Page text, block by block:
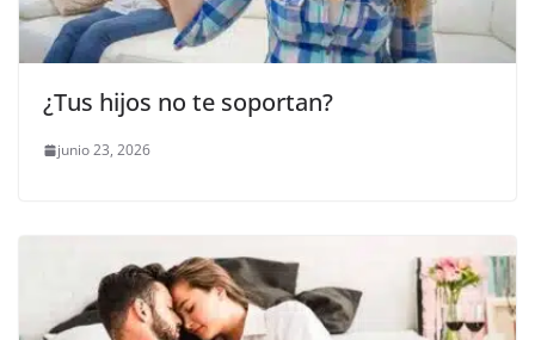
¿Tus hijos no te soportan?
junio 23, 2026